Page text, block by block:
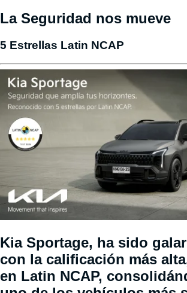
La Seguridad nos mueve
5 Estrellas Latin NCAP
Kia Sportage, ha sido
con la calificación más
en Latin NCAP,